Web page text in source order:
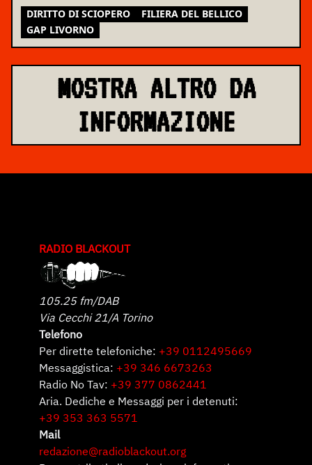
DIRITTO DI SCIOPERO
FILIERA DEL BELLICO
GAP LIVORNO
MOSTRA ALTRO DA
INFORMAZIONE
RADIO BLACKOUT
105.25 fm/DAB
Via Cecchi 21/A Torino
Telefono
Per dirette telefoniche: +39 0112495669
Messaggistica: +39 346 6673263
Radio No Tav: +39 377 0862441
Aria. Dediche e Messaggi per i detenuti:
+39 353 363 5571
Mail
redazione@radioblackout.org